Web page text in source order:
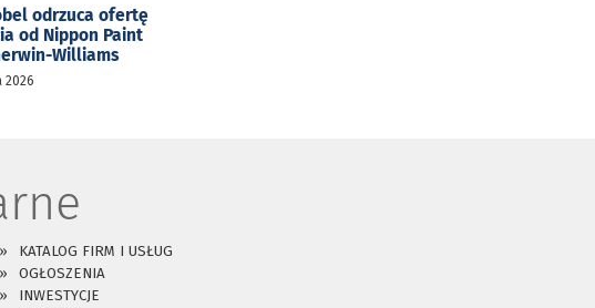
odrzuca ofertę
od Nippon Paint
Williams
2026
KATALOG FIRM I USŁUG
OGŁOSZENIA
INWESTYCJE